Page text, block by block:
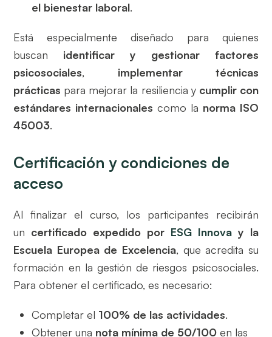
el bienestar laboral.
Está especialmente diseñado para quienes
buscan identificar y gestionar factores
psicosociales, implementar técnicas
prácticas para mejorar la resiliencia y cumplir con
estándares internacionales como la norma ISO
45003.
Certificación y condiciones de
acceso
Al finalizar el curso, los participantes recibirán
un certificado expedido por ESG Innovay la
Escuela Europea de Excelencia, que acredita su
formación en la gestión de riesgos psicosociales.
Para obtener el certificado, es necesario:
Completar el 100% de las actividades.
Obtener una nota mínima de 50/100 en las